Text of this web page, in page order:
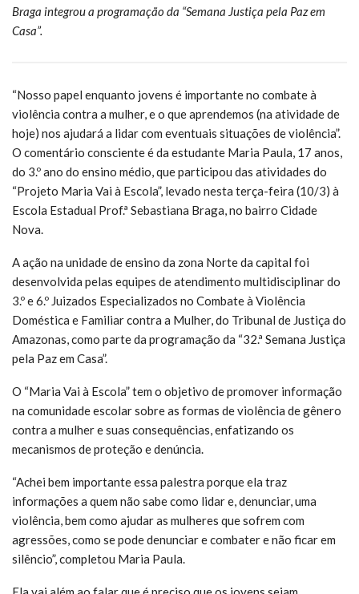
Braga integrou a programação da “Semana Justiça pela Paz em
Casa”.
“Nosso papel enquanto jovens é importante no combate à
violência contra a mulher, e o que aprendemos (na atividade de
hoje) nos ajudará a lidar com eventuais situações de violência”.
O comentário consciente é da estudante Maria Paula, 17 anos,
do 3.º ano do ensino médio, que participou das atividades do
“Projeto Maria Vai à Escola”, levado nesta terça-feira (10/3) à
Escola Estadual Prof.ª Sebastiana Braga, no bairro Cidade
Nova.
A ação na unidade de ensino da zona Norte da capital foi
desenvolvida pelas equipes de atendimento multidisciplinar do
3.º e 6.º Juizados Especializados no Combate à Violência
Doméstica e Familiar contra a Mulher, do Tribunal de Justiça do
Amazonas, como parte da programação da “32.ª Semana Justiça
pela Paz em Casa”.
O “Maria Vai à Escola” tem o objetivo de promover informação
na comunidade escolar sobre as formas de violência de gênero
contra a mulher e suas consequências, enfatizando os
mecanismos de proteção e denúncia.
“Achei bem importante essa palestra porque ela traz
informações a quem não sabe como lidar e, denunciar, uma
violência, bem como ajudar as mulheres que sofrem com
agressões, como se pode denunciar e combater e não ficar em
silêncio”, completou Maria Paula.